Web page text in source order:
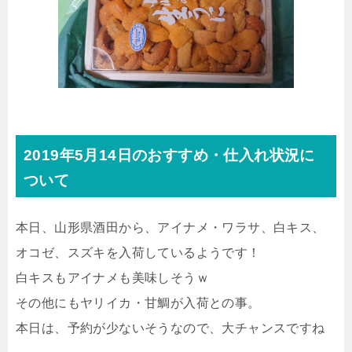
2019年5月14日のおすすめ・仕入れ状況に
ついて
本日、山形県酒田から、アイナメ・ワラサ、白キス、
オコゼ、スズキを入荷しているようです！
白キスもアイナメも美味しそうｗ
その他にもヤリイカ・甘鯛が入荷との事。
本日は、予約が少ないそうなので、大チャンスですね